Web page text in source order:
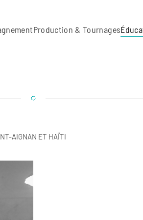
Production & Tournages
AIGNAN ET HAÏTI